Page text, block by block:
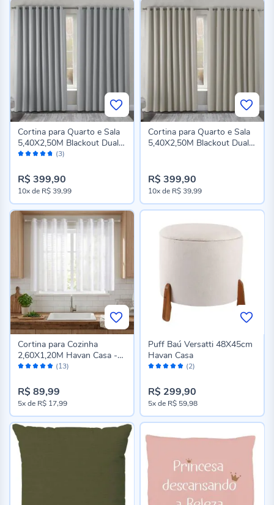
Avaliação: (3)
Cortina para Quarto e Sala
5,40X2,50M Blackout Dual
Block Havan Casa - Cinza
R$ 399,90
10xde R$ 39,99
Cortina para Quarto e Sala
5,40X2,50M Blackout Dual
R$ 399,90
10xde R$ 39,99
Avaliação: (13)
Cortina para Cozinha
2,60X1,20M Havan Casa -
Linho
R$ 89,99
5xde R$ 17,99
Avaliação: (2)
Puff Baú Versatti 48X45cm
Havan Casa
R$ 299,90
5xde R$ 59,98